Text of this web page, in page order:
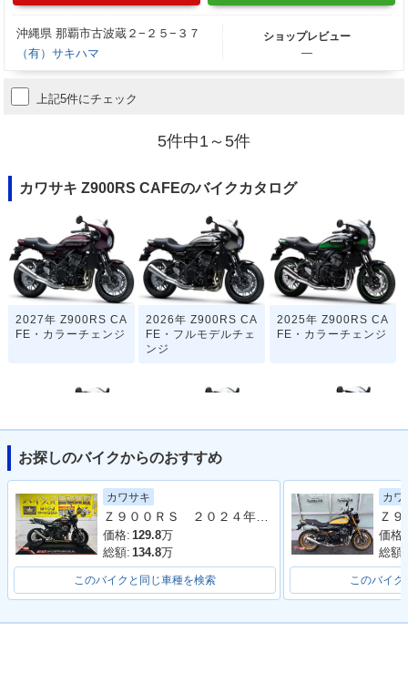
沖縄県 那覇市古波蔵２−２５−３７
（有）サキハマ
ショップレビュー
―
上記5件にチェック
5件中1～5件
カワサキ Z900RS CAFEのバイクカタログ
2027年 Z900RS CA
FE・カラーチェンジ
2026年 Z900RS CA
FE・フルモデルチェ
ンジ
2025年 Z900RS CA
FE・カラーチェンジ
2024年 Z900RS CA
FE
2023年 Z900RS CA
FE・マイナーチェン
ジ
2022年 Z900RS CA
FE・カラーチェンジ
お探しのバイクからのおすすめ
カワサキ
Ｚ９００ＲＳ ２０２４年モデル 社外フルエキマフラー フェンダーレス ラジエーターカバー タンデムバー シート カスタム多数
価格: 129.8万
総額: 134.8万
このバイクと同じ車種を検索
カワ
価格:
総額:
このバイ